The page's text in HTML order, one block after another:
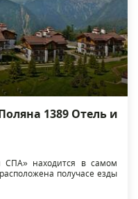
1389 Отель и
находится в самом
получасе езды